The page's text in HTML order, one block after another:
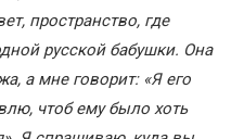
пространство, где
русской бабушки. Она
а мне говорит: «Я его
чтоб ему было хоть